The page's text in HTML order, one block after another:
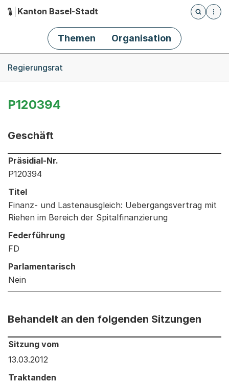
Hauptnavigation
Kanton Basel-Stadt
Öffnet
Themen Organisation
Regierungsrat
P120394
Geschäft
Informationen zum Ausgewählten Geschäft
Präsidial-Nr.
P120394
Titel
Finanz- und Lastenausgleich: Uebergangsvertrag mit
Riehen im Bereich der Spitalfinanzierung
Federführung
FD
Parlamentarisch
Nein
Behandelt an den folgenden Sitzungen
Behandelt an den folgenden Sitzungen: Informationen
Sitzung vom
13.03.2012
Traktanden